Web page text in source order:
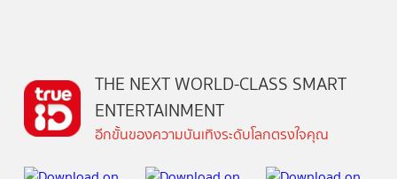
THE NEXT WORLD-CLASS SMART
ENTERTAINMENT
อีกขั้นของความบันเทิงระดับโลกตรงใจคุณ